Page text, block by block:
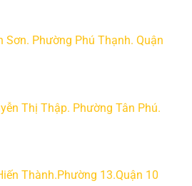
Sơn. Phường Phú Thạnh. Quận
Thị Thập. Phường Tân Phú.
Thành.Phường 13.Quận 10